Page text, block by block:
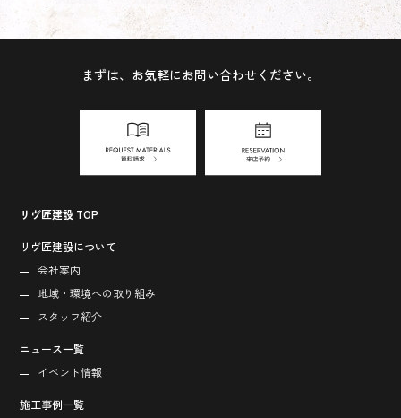
まずは、お気軽にお問い合わせください。
リヴ匠建設 TOP
リヴ匠建設について
会社案内
地域・環境への取り組み
スタッフ紹介
ニュース一覧
イベント情報
施工事例一覧